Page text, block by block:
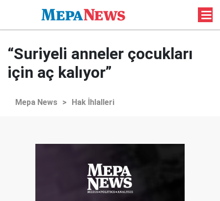
“Suriyeli anneler çocukları
için aç kalıyor”
Mepa News > Hak İhlalleri